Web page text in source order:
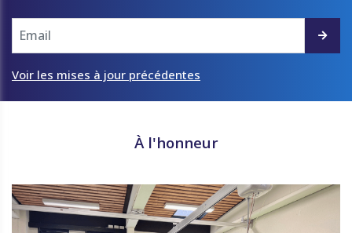
Voir les mises à jour précédentes
À l'honneur